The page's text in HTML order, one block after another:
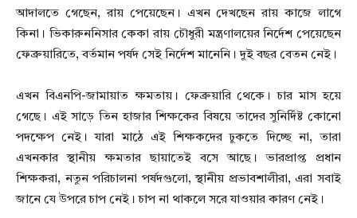
আদালতে গেছেন, রায় পেয়েছেন। এখন দেখছেন রায় কাজে লাগে
কিনা। ভিকারুননিসার কেকা রায় চৌধুরী মন্ত্রণালয়ের নির্দেশ পেয়েছেন
ফেব্রুয়ারিতে, বর্তমান পর্ষদ সেই নির্দেশ মানেনি। দুই বছর বেতন নেই।
এখন বিএনপি-জামায়াত ক্ষমতায়। ফেব্রুয়ারি থেকে। চার মাস হয়ে
গেছে। এই সাড়ে তিন হাজার শিক্ষকের বিষয়ে তাদের সুনির্দিষ্ট কোনো
পদক্ষেপ নেই। যারা মাঠে এই শিক্ষকদের ঢুকতে দিচ্ছে না, তারা
এখনকার স্থানীয় ক্ষমতার ছায়াতেই বসে আছে। ভারপ্রাপ্ত প্রধান
শিক্ষকরা, নতুন পরিচালনা পর্ষদগুলো, স্থানীয় প্রভাবশালীরা, এরা সবাই
জানে যে উপরে চাপ নেই। চাপ না থাকলে সরে যাওয়ার কারণ নেই।